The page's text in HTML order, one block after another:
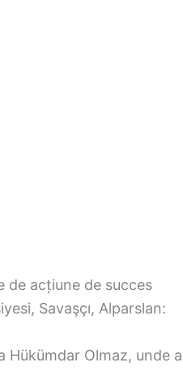
de acțiune de succes
Savaşçı, Alparslan:
Hükümdar Olmaz, unde a